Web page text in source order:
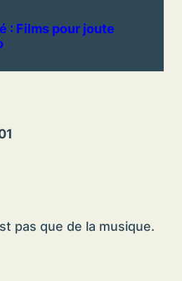
: Films pour joute
pas que de la musique.